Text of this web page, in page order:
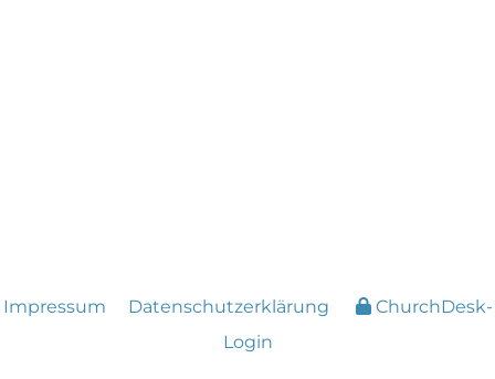
Impressum Datenschutzerklärung
ChurchDesk-
Login